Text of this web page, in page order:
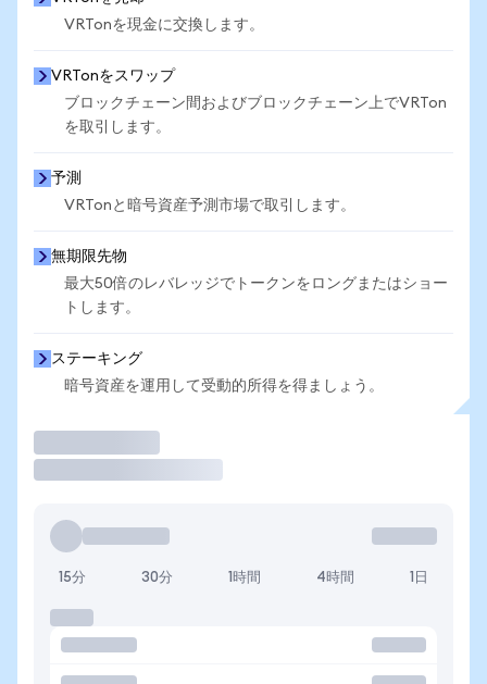
VRTonを現金に交換します。
VRTonをスワップ
ブロックチェーン間およびブロックチェーン上でVRTon
を取引します。
予測
VRTonと暗号資産予測市場で取引します。
無期限先物
最大50倍のレバレッジでトークンをロングまたはショー
トします。
ステーキング
暗号資産を運用して受動的所得を得ましょう。
15分 30分 1時間 4時間 1日